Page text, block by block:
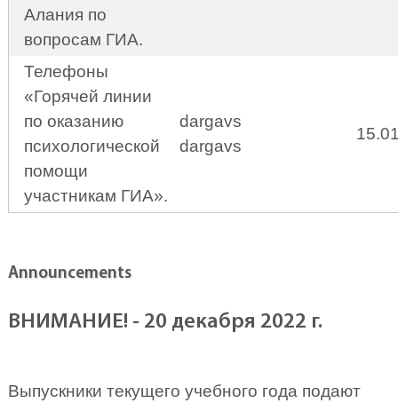
Алания по
вопросам ГИА.
Телефоны
«Горячей линии
по оказанию
психологической
помощи
участникам ГИА».
dargavs
dargavs
Announcements
ВНИМАНИЕ! - 20 декабря 2022 г.
Выпускники текущего учебного года подают